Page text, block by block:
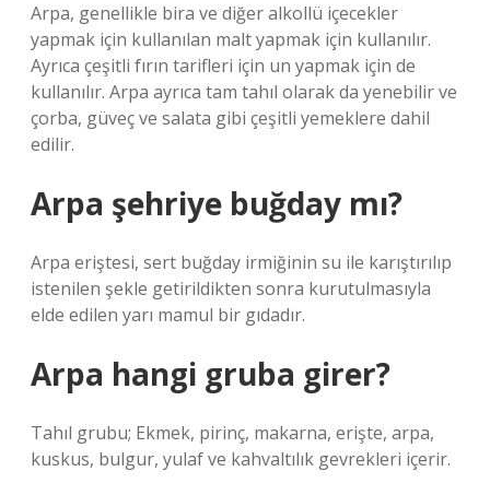
Arpa, genellikle bira ve diğer alkollü içecekler
yapmak için kullanılan malt yapmak için kullanılır.
Ayrıca çeşitli fırın tarifleri için un yapmak için de
kullanılır. Arpa ayrıca tam tahıl olarak da yenebilir ve
çorba, güveç ve salata gibi çeşitli yemeklere dahil
edilir.
Arpa şehriye buğday mı?
Arpa eriştesi, sert buğday irmiğinin su ile karıştırılıp
istenilen şekle getirildikten sonra kurutulmasıyla
elde edilen yarı mamul bir gıdadır.
Arpa hangi gruba girer?
Tahıl grubu; Ekmek, pirinç, makarna, erişte, arpa,
kuskus, bulgur, yulaf ve kahvaltılık gevrekleri içerir.